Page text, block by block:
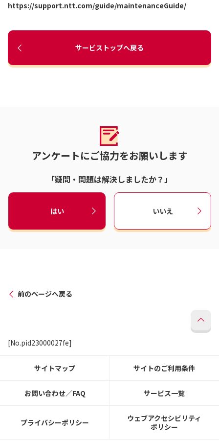
https://support.ntt.com/guide/maintenanceGuide/
サービストップへ戻る
アンケートにご協力をお願いします
「疑問・問題は解決しましたか？」
はい いいえ
前のページへ戻る
[No.pid23000027fe]
サイトマップ サイトのご利用条件
お問い合わせ／FAQ サービス一覧
プライバシーポリシー
ウェブアクセシビリティ
ポリシー